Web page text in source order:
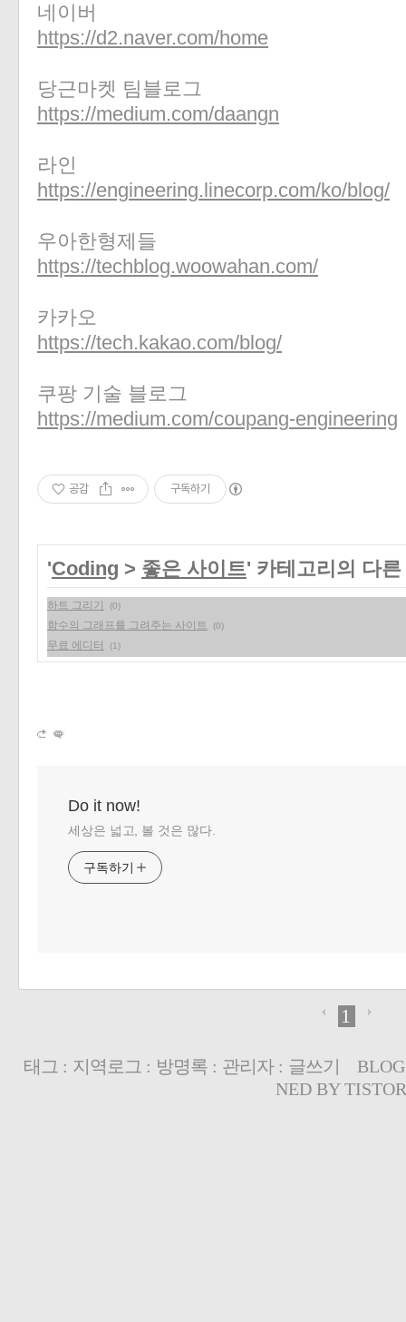
네이버
https://d2.naver.com/home
당근마켓 팀블로그
https://medium.com/daangn
라인
https://engineering.linecorp.com/ko/blog/
우아한형제들
https://techblog.woowahan.com/
카카오
https://tech.kakao.com/blog/
쿠팡 기술 블로그
https://medium.com/coupang-engineering
공감 구독하기
'Coding > 좋은 사이트' 카테고리의 다른
하트 그리기 (0)
함수의 그래프를 그려주는 사이트 (0)
무료 에디터 (1)
Do it now!
세상은 넓고, 볼 것은 많다.
구독하기
1
태그 : 지역로그 : 방명록: 관리자: 글쓰기
NED BY